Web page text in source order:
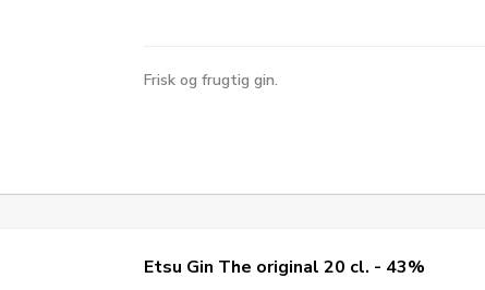
Frisk og frugtig gin.
Etsu Gin The original 20 cl. - 43%